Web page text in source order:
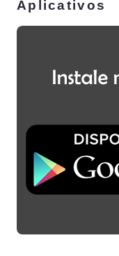
Aplicativos